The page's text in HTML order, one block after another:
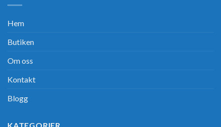
Hem
Butiken
Om oss
Kontakt
Blogg